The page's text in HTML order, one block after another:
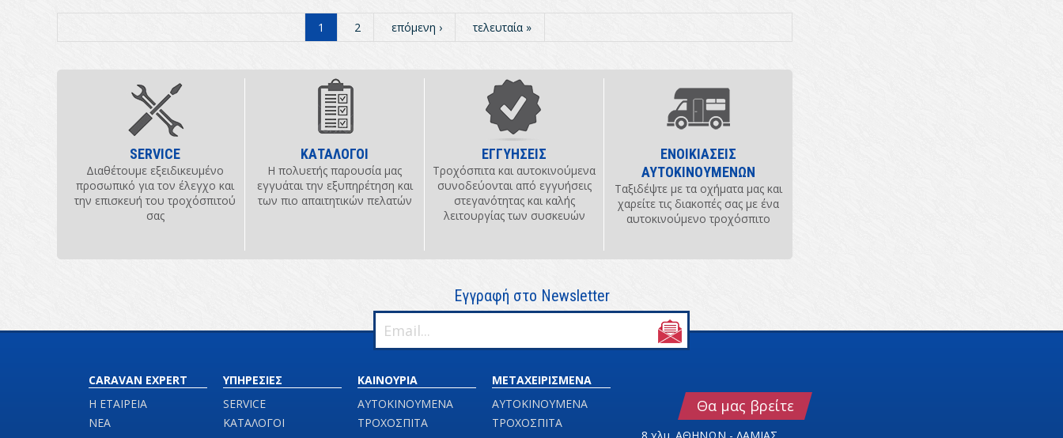
1 2 επόμενη › τελευταία »
SERVICE
Διαθέτουμε εξειδικευμένο
προσωπικό για τον έλεγχο και
την επισκευή του τροχόσπιτού
σας
ΚΑΤΑΛΟΓΟΙ
Η πολυετής παρουσία μας
εγγυάται την εξυπηρέτηση και
των πιο απαιτητικών πελατών
ΕΓΓΥΗΣΕΙΣ
Τροχόσπιτα και αυτοκινούμενα
συνοδεύονται από εγγυήσεις
στεγανότητας και καλής
λειτουργίας των συσκευών
ΕΝΟΙΚΙΑΣΕΙΣ
ΑΥΤΟΚΙΝΟΥΜΕΝΩΝ
Ταξιδέψτε με τα οχήματα μας και
χαρείτε τις διακοπές σας με ένα
αυτοκινούμενο τροχόσπιτο
Εγγραφή στο Newsletter
CARAVAN EXPERT
Η ΕΤΑΙΡΕΙΑ
ΝΕΑ
ΥΠΗΡΕΣΙΕΣ
SERVICE
ΚΑΤΑΛΟΓΟΙ
ΚΑΙΝΟΥΡΙΑ
ΑΥΤΟΚΙΝΟΥΜΕΝΑ
ΤΡΟΧΟΣΠΙΤΑ
ΜΕΤΑΧΕΙΡΙΣΜΕΝΑ
ΑΥΤΟΚΙΝΟΥΜΕΝΑ
ΤΡΟΧΟΣΠΙΤΑ
Θα μας βρείτε